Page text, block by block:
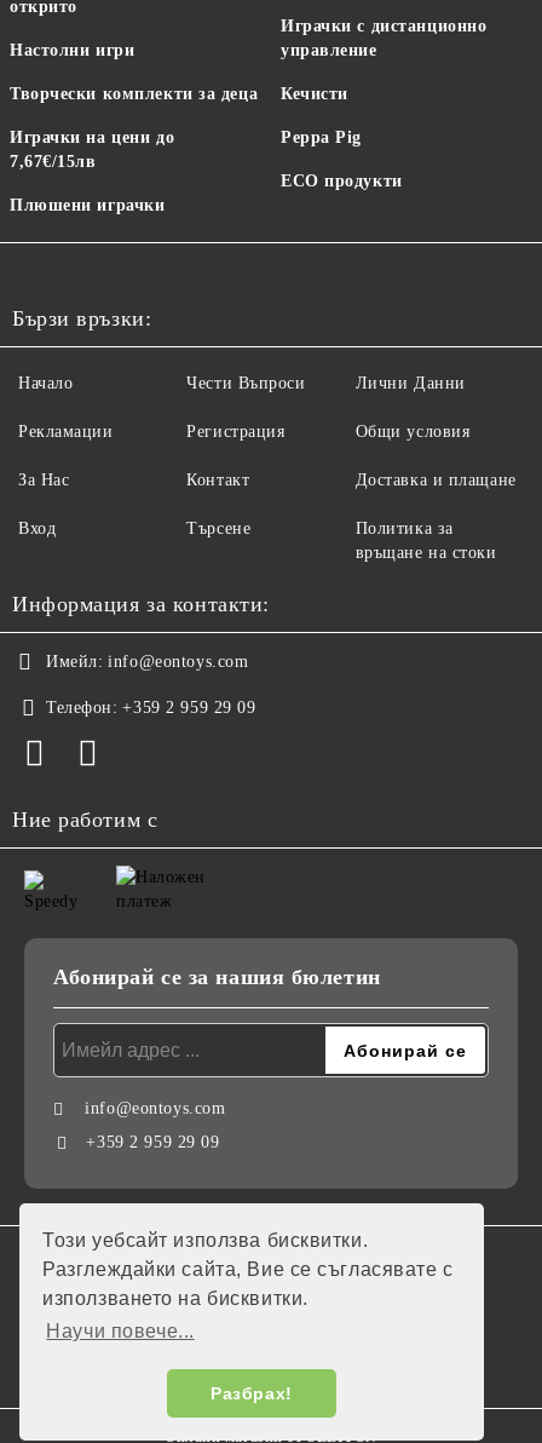
Този уебсайт използва бисквитки.
Разглеждайки сайта, Вие се съгласявате с
използването на бисквитки.
Научи повече...
Разбрах!
открито
Настолни игри
Творчески комплекти за деца
Играчки на цени до
7,67€/15лв
Плюшени играчки
Играчки с дистанционно
управление
Кечисти
Peppa Pig
ECO продукти
Бързи връзки:
Начало
Рекламации
За Нас
Вход
Чести Въпроси
Регистрация
Контакт
Търсене
Лични Данни
Общи условия
Доставка и плащане
Политика за
връщане на стоки
Информация за контакти:
Имейл: info@eontoys.com
Телефон: +359 2 959 29 09
Ние работим с
Абонирай се за нашия бюлетин
info@eontoys.com
+359 2 959 29 09
GDPR
Нашият онлайн магазин е 100% съобразен с GDPR.
Онлайн магазин от SELITON